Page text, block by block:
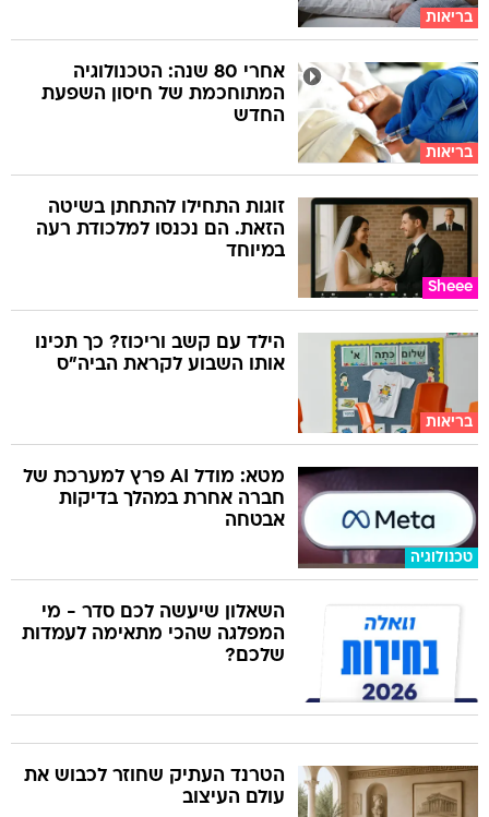
בריאות
בריאות
אחרי 80 שנה: הטכנולוגיה
המתוחכמת של חיסון השפעת
החדש
Sheee
זוגות התחילו להתחתן בשיטה
הזאת. הם נכנסו למלכודת רעה
במיוחד
בריאות
הילד עם קשב וריכוז? כך תכינו
אותו השבוע לקראת הביה"ס
טכנולוגיה
מטא: מודל AI פרץ למערכת של
חברה אחרת במהלך בדיקות
אבטחה
השאלון שיעשה לכם סדר - מי
המפלגה שהכי מתאימה לעמדות
שלכם?
הטרנד העתיק שחוזר לכבוש את
עולם העיצוב